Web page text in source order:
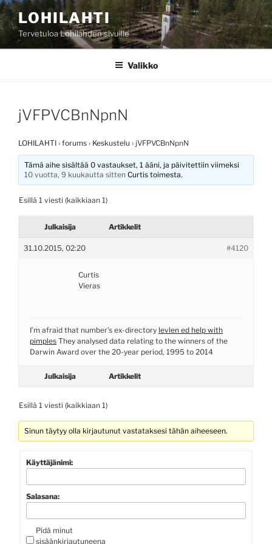
Siirry
sisältöönLOHILAHTI
Tervetuloa Lohilahden sivuille
Valikko
jVFPVCBnNpnN
LOHILAHTI › forums › Keskustelu › jVFPVCBnNpnN
Tämä aihe sisältää 0 vastaukset, 1 ääni, ja päivitettiin viimeksi
10 vuotta, 9 kuukautta sitten Curtis toimesta.
Esillä 1 viesti (kaikkiaan 1)
Julkaisija Artikkelit
31.10.2015, 02:20 #4120
Curtis
Vieras
I’m afraid that number’s ex-directory levlen ed help with
pimples They analysed data relating to the winners of the
Darwin Award over the 20-year period, 1995 to 2014
Julkaisija Artikkelit
Esillä 1 viesti (kaikkiaan 1)
Sinun täytyy olla kirjautunut vastataksesi tähän aiheeseen.
Käyttäjänimi:
Salasana:
Pidä minut
sisäänkirjautuneena